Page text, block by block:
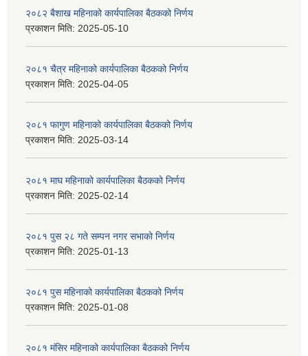
२०८२ बैशाख महिनाको कार्यपालिका बैठकको निर्णय
प्रकाशन मिति: 2025-05-10
२०८१ चैत्र महिनाको कार्यपालिका बैठकको निर्णय
प्रकाशन मिति: 2025-04-05
२०८१ फागुण महिनाको कार्यपालिका बैठकको निर्णय
प्रकाशन मिति: 2025-03-14
२०८१ माघ महिनाको कार्यपालिका बैठकको निर्णय
प्रकाशन मिति: 2025-02-14
२०८१ पुस २८ गते सम्प‍न नगर सभाको निर्णय
प्रकाशन मिति: 2025-01-13
२०८१ पुस महिनाको कार्यपालिका बैठकको निर्णय
प्रकाशन मिति: 2025-01-08
२०८१ मंसिर महिनाको कार्यपालिका बैठकको निर्णय